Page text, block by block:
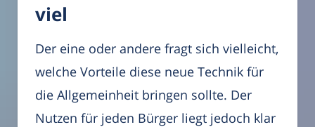
viel
Der eine oder andere fragt sich vielleicht,
welche Vorteile diese neue Technik für
die Allgemeinheit bringen sollte. Der
Nutzen für jeden Bürger liegt jedoch klar